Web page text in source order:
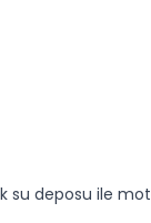
deposu ile